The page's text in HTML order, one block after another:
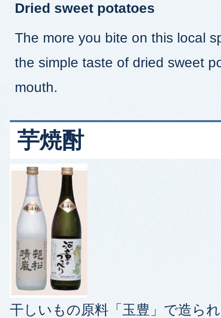
Dried sweet potatoes
The more you bite on this local
the simple taste of dried sweet
mouth.
芋焼酎
干しいもの原料「玉豊」で造ら